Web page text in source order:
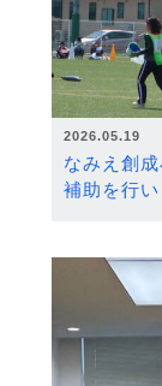
2026.05.19
なみえ創
補助を行い